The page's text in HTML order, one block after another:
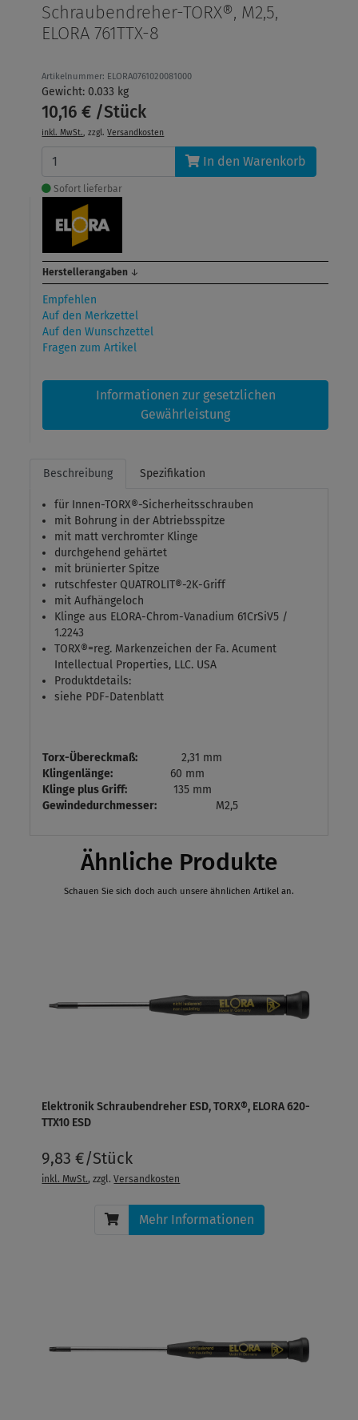
Schraubendreher-TORX®, M2,5,
ELORA 761TTX-8
Artikelnummer: ELORA0761020081000
Gewicht: 0.033 kg
10,16 € /Stück
inkl. MwSt., zzgl.Versandkosten
In den Warenkorb
Sofort lieferbar
Herstellerangaben ↓
Empfehlen
Auf den Merkzettel
Auf den Wunschzettel
Fragen zum Artikel
Informationen zur gesetzlichen
Gewährleistung
Beschreibung Spezifikation
für Innen-TORX®-Sicherheitsschrauben
mit Bohrung in der Abtriebsspitze
mit matt verchromter Klinge
durchgehend gehärtet
mit brünierter Spitze
rutschfester QUATROLIT®-2K-Griff
mit Aufhängeloch
Klinge aus ELORA-Chrom-Vanadium 61CrSiV5 /
1.2243
TORX®=reg. Markenzeichen der Fa. Acument
Intellectual Properties, LLC. USA
Produktdetails:
siehe PDF-Datenblatt
Torx-Übereckmaß:
2,31 mm
Klingenlänge:
60 mm
Klinge plus Griff:
135 mm
Gewindedurchmesser:
M2,5
Ähnliche Produkte
Schauen Sie sich doch auch unsere ähnlichen Artikel an.
Elektronik Schraubendreher ESD, TORX®, ELORA 620-
TTX10 ESD
9,83 €/Stück
inkl. MwSt., zzgl.Versandkosten
Mehr Informationen